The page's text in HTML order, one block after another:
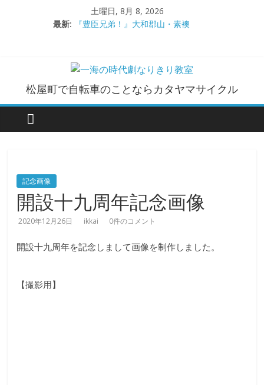
キ
土曜日, 8月 8, 2026
最新:
『豊臣兄弟！』大和郡山・素襖
●大和郡山城（『豊臣兄弟！』企画）
大阪城オフ会・2026年ＧＷ
一
海
時
代
劇
な
松屋町で自転車のことならカタヤマサイクル
記念画像
開設十九周年記念画像
2020年12月26日 ikkai 0件のコメント
開設十九周年を記念しまして画像を制作しました。
【撮影用】